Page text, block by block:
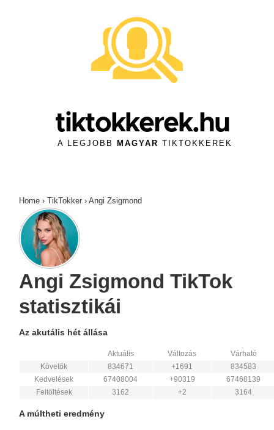
tiktokkerek.hu
A LEGJOBB MAGYAR TIKTOKKEREK
Home › TikTokker › Angi Zsigmond
Angi Zsigmond TikTok
statisztikái
Az akutális hét állása
Aktuális Változás
Várható
Követők
834671 +1691
834583
Kedvelések
67408004 +90319
67468139
Feltöltések
3162 +2 3164
A múltheti eredmény